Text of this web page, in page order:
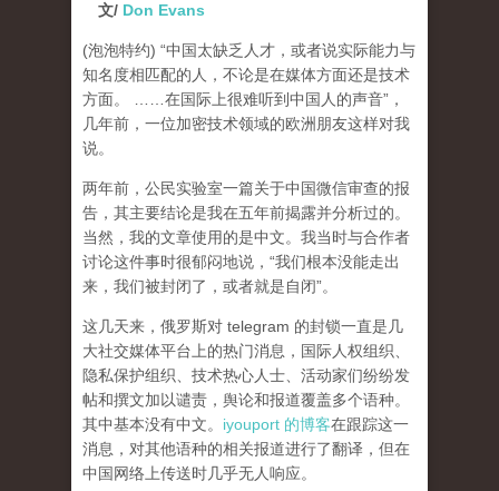
文/ Don Evans
(泡泡特约) “中国太缺乏人才，或者说实际能力与
知名度相匹配的人，不论是在媒体方面还是技术
方面。 ……在国际上很难听到中国人的声音”，
几年前，一位加密技术领域的欧洲朋友这样对我
说。
两年前，公民实验室一篇关于中国微信审查的报
告，其主要结论是我在五年前揭露并分析过的。
当然，我的文章使用的是中文。我当时与合作者
讨论这件事时很郁闷地说，“我们根本没能走出
来，我们被封闭了，或者就是自闭”。
这几天来，俄罗斯对 telegram 的封锁一直是几
大社交媒体平台上的热门消息，国际人权组织、
隐私保护组织、技术热心人士、活动家们纷纷发
帖和撰文加以谴责，舆论和报道覆盖多个语种。
其中基本没有中文。 iyouport 的博客在跟踪这一
消息，对其他语种的相关报道进行了翻译，但在
中国网络上传送时几乎无人响应。